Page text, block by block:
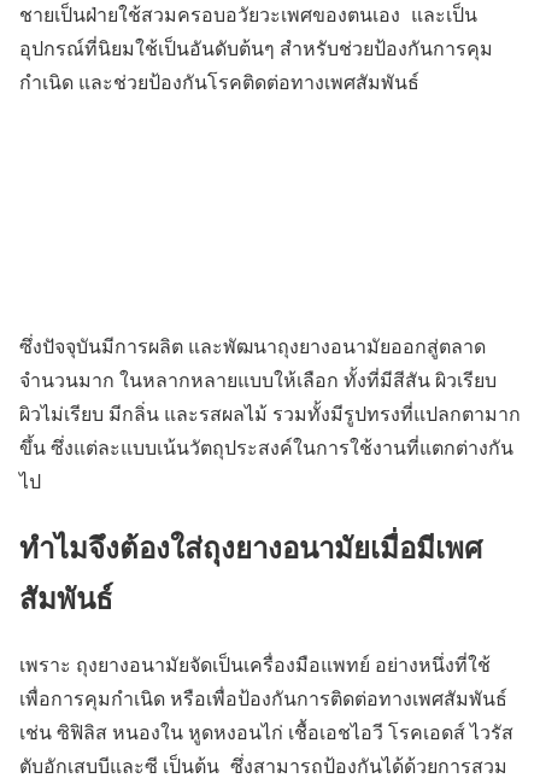
ชายเป็นฝ่ายใช้สวมครอบอวัยวะเพศของตนเอง และเป็น
อุปกรณ์ที่นิยมใช้เป็นอันดับต้นๆ สำหรับช่วยป้องกันการคุม
กำเนิด และช่วยป้องกันโรคติดต่อทางเพศสัมพันธ์
ซึ่งปัจจุบันมีการผลิต และพัฒนาถุงยางอนามัยออกสู่ตลาด
จำนวนมาก ในหลากหลายแบบให้เลือก ทั้งที่มีสีสัน ผิวเรียบ
ผิวไม่เรียบ มีกลิ่น และรสผลไม้ รวมทั้งมีรูปทรงที่แปลกตามาก
ขึ้น ซึ่งแต่ละแบบเน้นวัตถุประสงค์ในการใช้งานที่แตกต่างกัน
ไป
ทำไมจึงต้องใส่ถุงยางอนามัยเมื่อมีเพศ
สัมพันธ์
เพราะ ถุงยางอนามัยจัดเป็นเครื่องมือแพทย์ อย่างหนึ่งที่ใช้
เพื่อการคุมกำเนิด หรือเพื่อป้องกันการติดต่อทางเพศสัมพันธ์
เช่น ซิฟิลิส หนองใน หูดหงอนไก่ เชื้อเอชไอวี โรคเอดส์ ไวรัส
ตับอักเสบบีและซี เป็นต้น ซึ่งสามารถป้องกันได้ด้วยการสวม